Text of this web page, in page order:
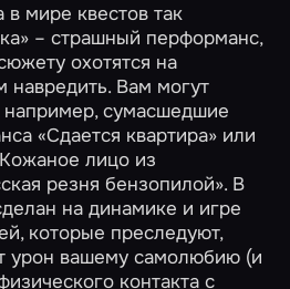
мире квестов так
– страшный перформанс,
охотятся на
навредить. Вам могут
например, сумасшедшие
«Сдается квартира» или
лицо из
резня бензопилой». В
на динамике и игре
которые преследуют,
урон вашему самолюбию (и
контакта с